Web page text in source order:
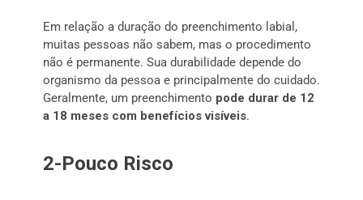
Em relação a duração do preenchimento labial,
muitas pessoas não sabem, mas o procedimento
não é permanente. Sua durabilidade depende do
organismo da pessoa e principalmente do cuidado.
Geralmente, um preenchimento pode durar de 12
a 18 meses com benefícios visíveis.
2-Pouco Risco